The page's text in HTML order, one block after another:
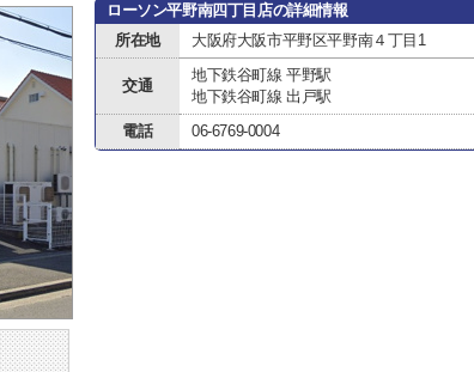
ローソン平野南四丁目店の詳細情報
所在地
大阪府大阪市平野区平野南４丁目1
交通
地下鉄谷町線 平野駅
地下鉄谷町線 出戸駅
電話
06-6769-0004